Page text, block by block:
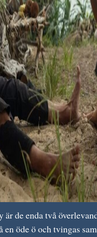
de enda två
en öde ö och tvingas